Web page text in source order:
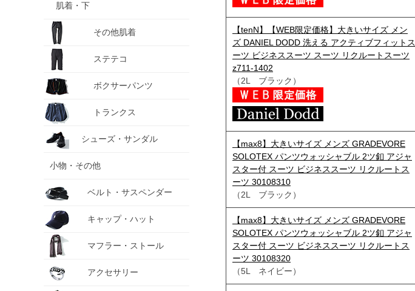
肌着・下
その他肌着
ステテコ
ボクサーパンツ
トランクス
シューズ・サンダル
小物・その他
ベルト・サスペンダー
キャップ・ハット
マフラー・ストール
アクセサリー
【tenN】【WEB限定価格】大きいサイズ メン
ズ DANIEL DODD 洗える アクティブフィットス
ーツ ビジネススーツ スーツ リクルートスーツ
z711-1402
（2L ブラック）
【max8】大きいサイズ メンズ GRADEVORE
SOLOTEX パンツウォッシャブル 2ツ釦 アジャ
スター付 スーツ ビジネススーツ リクルートス
ーツ 30108310
（2L ブラック）
【max8】大きいサイズ メンズ GRADEVORE
SOLOTEX パンツウォッシャブル 2ツ釦 アジャ
スター付 スーツ ビジネススーツ リクルートス
ーツ 30108320
（5L ネイビー）